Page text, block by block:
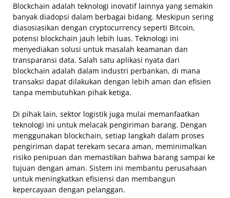
Blockchain adalah teknologi inovatif lainnya yang semakin
banyak diadopsi dalam berbagai bidang. Meskipun sering
diasosiasikan dengan cryptocurrency seperti Bitcoin,
potensi blockchain jauh lebih luas. Teknologi ini
menyediakan solusi untuk masalah keamanan dan
transparansi data. Salah satu aplikasi nyata dari
blockchain adalah dalam industri perbankan, di mana
transaksi dapat dilakukan dengan lebih aman dan efisien
tanpa membutuhkan pihak ketiga.
Di pihak lain, sektor logistik juga mulai memanfaatkan
teknologi ini untuk melacak pengiriman barang. Dengan
menggunakan blockchain, setiap langkah dalam proses
pengiriman dapat terekam secara aman, meminimalkan
risiko penipuan dan memastikan bahwa barang sampai ke
tujuan dengan aman. Sistem ini membantu perusahaan
untuk meningkatkan efisiensi dan membangun
kepercayaan dengan pelanggan.